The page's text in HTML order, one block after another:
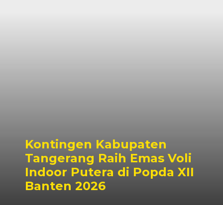
Kontingen Kabupaten
Tangerang Raih Emas Voli
Indoor Putera di Popda XII
Banten 2026